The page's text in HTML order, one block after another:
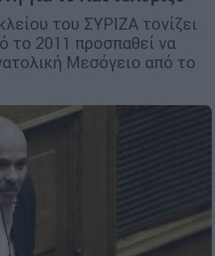
του ΣΥΡΙΖΑ τονίζει
το 2011 προσπαθεί να
Μεσόγειο από το